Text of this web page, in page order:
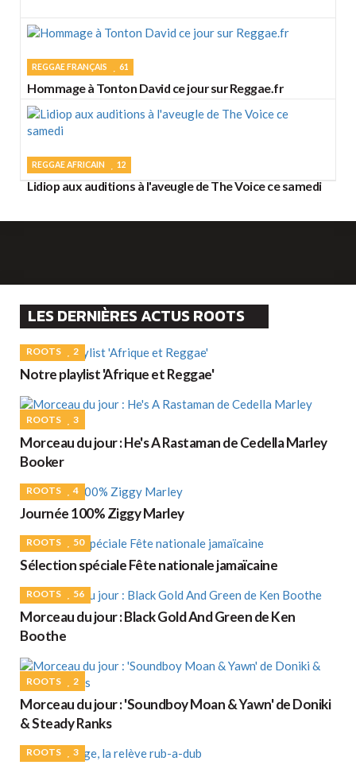
REGGAE FRANÇAIS 61
Hommage à Tonton David ce jour sur Reggae.fr
REGGAE AFRICAIN 12
Lidiop aux auditions à l'aveugle de The Voice ce samedi
LES DERNIÈRES ACTUS ROOTS
ROOTS 2
Notre playlist 'Afrique et Reggae'
ROOTS 3
Morceau du jour : He's A Rastaman de Cedella Marley
Booker
ROOTS 4
Journée 100% Ziggy Marley
ROOTS 50
Sélection spéciale Fête nationale jamaïcaine
ROOTS 56
Morceau du jour : Black Gold And Green de Ken
Boothe
ROOTS 2
Morceau du jour : 'Soundboy Moan & Yawn' de Doniki
& Steady Ranks
ROOTS 3